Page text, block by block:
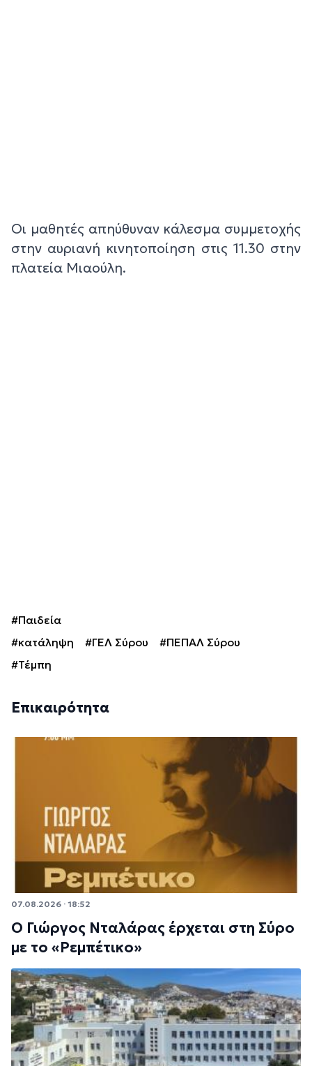
Οι μαθητές απηύθυναν κάλεσμα συμμετοχής
στην αυριανή κινητοποίηση στις 11.30 στην
πλατεία Μιαούλη.
#Παιδεία
#κατάληψη
#ΓΕΛ Σύρου
#ΠΕΠΑΛ Σύρου
#Τέμπη
Επικαιρότητα
07.08.2026 · 18:52
Ο Γιώργος Νταλάρας έρχεται στη Σύρο
με το «Ρεμπέτικο»